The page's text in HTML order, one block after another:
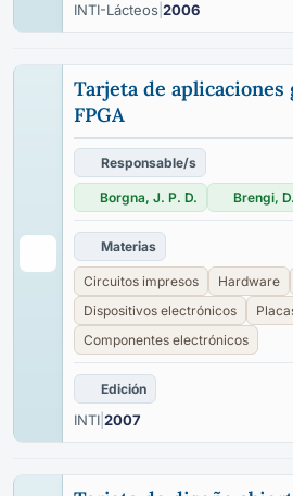
INTI-Lácteos 2006
Tarjeta de aplicaciones
FPGA
Responsable/s
Borgna, J. P. D. Brengi,
Materias
Circuitos impresos Hardware
Dispositivos electrónicos
Componentes electrónicos
Edición
INTI 2007